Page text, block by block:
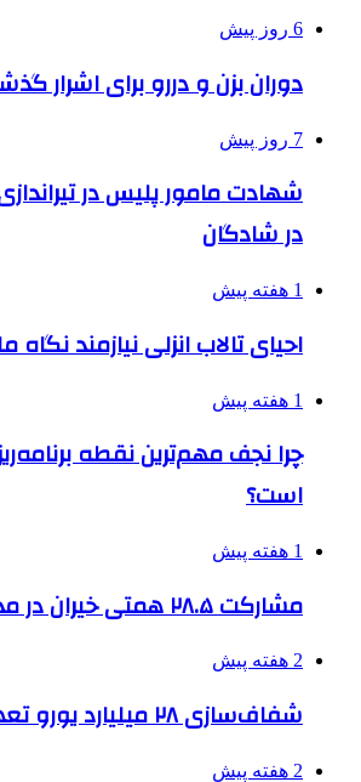
6 روز پیش
دوران بزن و دررو برای اشرار
7 روز پیش
شهادت مامور پلیس در
در شادگان
1 هفته پیش
احیای تالاب انزلی نیازمند نگاه
1 هفته پیش
چرا نجف مهم‌ترین نقطه
است؟
1 هفته پیش
مشارکت ۲۸.۵ همتی خیران در مدرسه‌سازی
2 هفته پیش
شفاف‌سازی ۲۸ میلیارد یورو تعهدات ارزی
2 هفته پیش